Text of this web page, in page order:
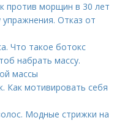
против морщин в 30 лет
Отказ от
Что такое ботокс
набрать массу.
массы
Как мотивировать себя
Модные стрижки на